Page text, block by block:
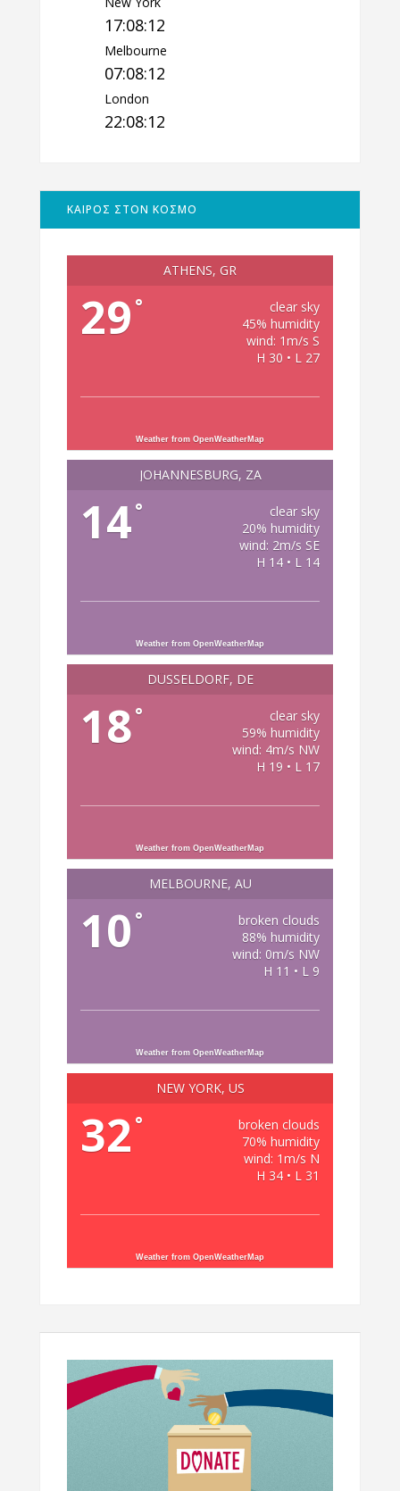
17:08:13
Melbourne
07:08:13
London
22:08:13
ΚΑΙΡΟΣ ΣΤΟΝ ΚΟΣΜΟ
ATHENS, GR
29 °
clear sky
45% humidity
wind: 1m/s S
H 30 • L 27
Weather from OpenWeatherMap
JOHANNESBURG, ZA
14°
clear sky
20% humidity
wind: 2m/s SE
H 14 • L 14
Weather from OpenWeatherMap
DÜSSELDORF, DE
18°
clear sky
59% humidity
wind: 4m/s NW
H 19 • L 17
Weather from OpenWeatherMap
MELBOURNE, AU
10 °
broken clouds
88% humidity
wind: 0m/s NW
H 11 • L 9
Weather from OpenWeatherMap
NEW YORK, US
32 °
broken clouds
70% humidity
wind: 1m/s N
H 34 • L 31
Weather from OpenWeatherMap